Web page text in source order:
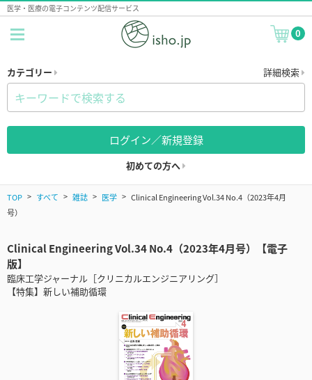
医学・医療の電子コンテンツ配信サービス
0
カテゴリー 詳細検索
ログイン／新規登録
初めての方へ
TOP すべて 雑誌 医学
Clinical Engineering Vol.34 No.4（2023年4月
号）
Clinical Engineering Vol.34 No.4（2023年4月号）【電子
版】
臨床工学ジャーナル［クリニカルエンジニアリング］
【特集】新しい補助循環